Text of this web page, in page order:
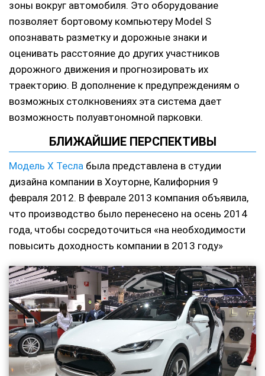
зоны вокруг автомобиля. Это оборудование
позволяет бортовому компьютеру Model S
опознавать разметку и дорожные знаки и
оценивать расстояние до других участников
дорожного движения и прогнозировать их
траекторию. В дополнение к предупреждениям о
возможных столкновениях эта система дает
возможность полуавтономной парковки.
БЛИЖАЙШИЕ ПЕРСПЕКТИВЫ
Модель X Тесла была представлена в студии
дизайна компании в Хоуторне, Калифорния 9
февраля 2012. В феврале 2013 компания объявила,
что производство было перенесено на осень 2014
года, чтобы сосредоточиться «на необходимости
повысить доходность компании в 2013 году»